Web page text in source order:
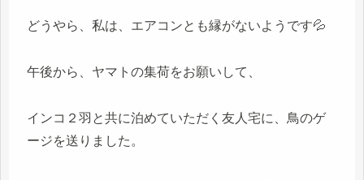
どうやら、私は、エアコンとも縁がないようです💦
午後から、ヤマトの集荷をお願いして、
インコ２羽と共に泊めていただく友人宅に、鳥のゲ
ージを送りました。